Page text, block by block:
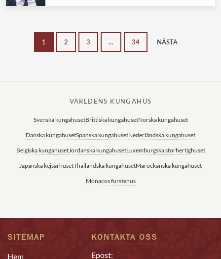
1 2 3 … 34 NÄSTA
VÄRLDENS KUNGAHUS
Svenska kungahusetBrittiska kungahusetNorska kungahuset
Danska kungahusetSpanska kungahusetNederländska kungahuset
Belgiska kungahusetJordanska kungahusetLuxemburgska storhertighuset
Japanska kejsarhusetThailändska kungahusetMarockanska kungahuset
Monacos furstehus
SITEMAP
Hem
KONTAKTA OSS
Epost: